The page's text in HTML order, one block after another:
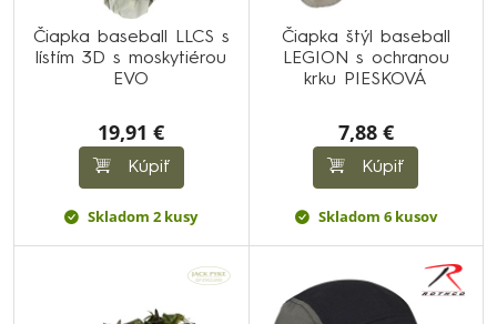
Čiapka baseball LLCS s
lístím 3D s moskytiérou
EVO
19,91 €
Kúpiť
Skladom 2 kusy
Čiapka štýl baseball
LEGION s ochranou
krku PIESKOVÁ
7,88 €
Kúpiť
Skladom 6 kusov